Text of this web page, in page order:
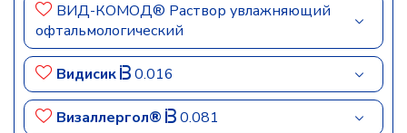
ВИД-КОМОД® Раствор увлажняющий
офтальмологический
Видисик 0.016
Визаллергол® 0.081